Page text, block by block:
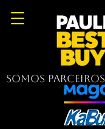
Somos parceiros